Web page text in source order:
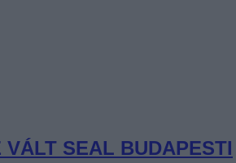
SEAL BUDAPESTI